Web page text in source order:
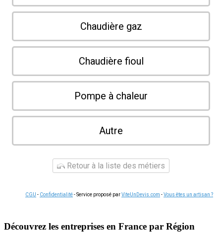
Chaudière gaz
Chaudière fioul
Pompe à chaleur
Autre
Retour à la liste des métiers
CGU - Confidentialité- Service proposé parViteUnDevis.com -Vous êtes un artisan ?
Découvrez les entreprises en France par Région